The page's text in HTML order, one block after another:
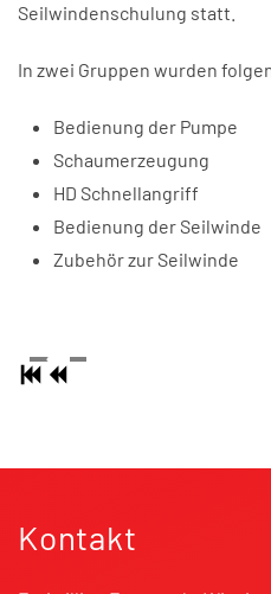
Seilwindenschulung statt.
In zwei Gruppen wurden
Bedienung der Pumpe
Schaumerzeugung
HD Schnellangriff
Bedienung der Seilwinde
Zubehör zur Seilwinde
Kontakt